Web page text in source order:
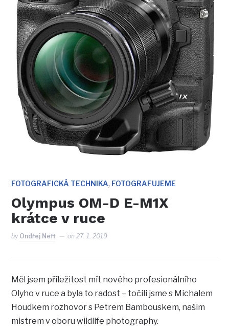
FOTOGRAFICKÁ TECHNIKA, FOTOGRAFUJEME
Olympus OM-D E-M1X
krátce v ruce
by Ondřej Neff on27. 1. 2019
Měl jsem příležitost mít nového profesionálního
Olyho v ruce a byla to radost – točili jsme s Michalem
Houdkem rozhovor s Petrem Bambouskem, našim
mistrem v oboru wildlife photography.